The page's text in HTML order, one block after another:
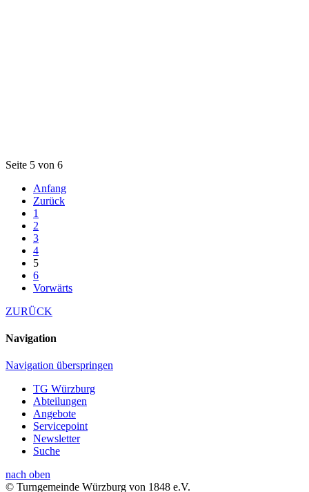
Seite 5 von 6
Anfang
Zurück
1
2
3
4
5
6
Vorwärts
ZURÜCK
Navigation
Navigation überspringen
TG Würzburg
Abteilungen
Angebote
Servicepoint
Newsletter
Suche
nach oben
© Turngemeinde Würzburg von 1848 e.V.